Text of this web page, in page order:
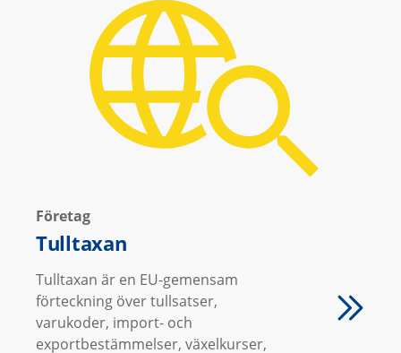
Tulltaxan
Företag
Tulltaxan är en EU-gemensam
förteckning över tullsatser,
varukoder, import- och
exportbestämmelser, växelkurser,